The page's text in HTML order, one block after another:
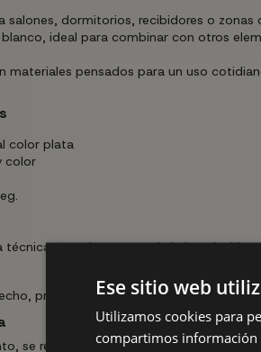
salones, dormitorios, recibidores o zonas
ideal para combinar con otros
materiales pensados para un uso
color plata
color
técnica completa antes de la instalación.
proporciona una iluminación
se recomienda limpiar la estructura y
Ese sitio web
Utilizamos cookies para
compartimos información